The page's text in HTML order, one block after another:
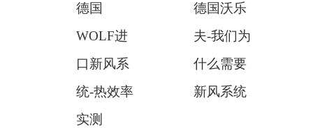
德国
WOLF进
口新风系
统-热效率
实测
德国沃乐
夫-我们为
什么需要
新风系统